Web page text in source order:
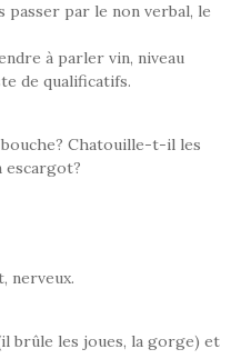
passer par le non verbal, le
à parler vin, niveau
de qualificatifs.
Chatouille-t-il les
escargot?
nerveux.
brûle les joues, la gorge) et